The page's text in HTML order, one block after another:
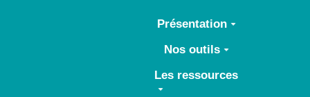
Aller au contenu principal
Présentation
Nos outils
Les ressources